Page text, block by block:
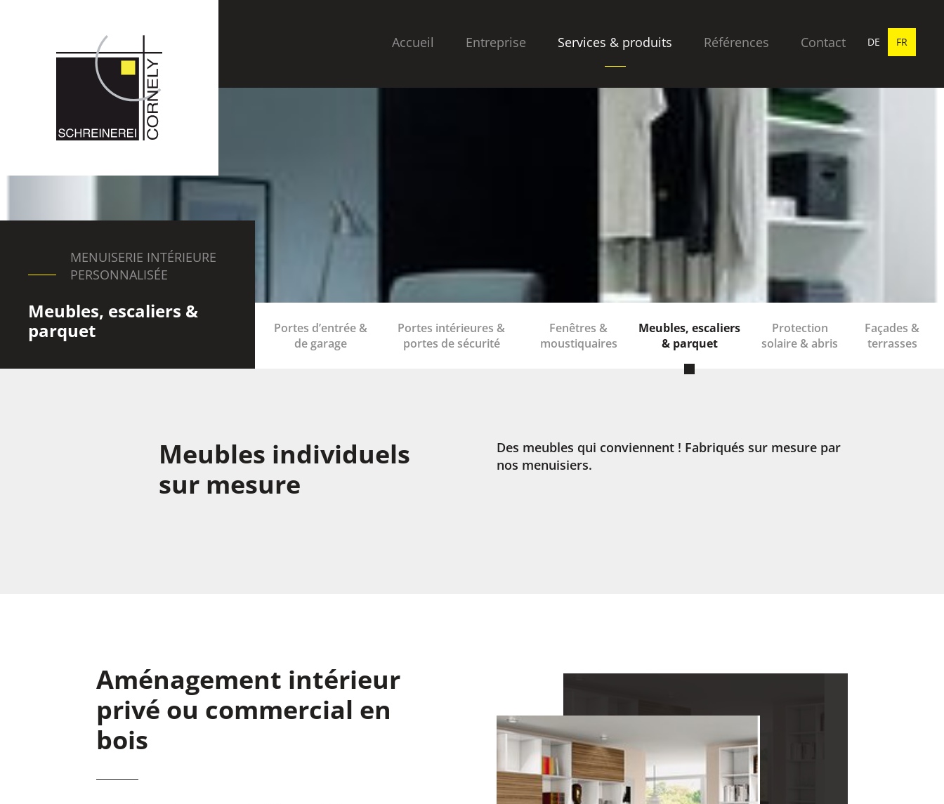
DE FR
Accueil Entreprise Services & produits Références Contact
MENUISERIE INTÉRIEURE
PERSONNALISÉE
Meubles, escaliers &
parquet
Portes d’entrée &
de garage
Portes intérieures &
portes de sécurité
Fenêtres &
moustiquaires
Meubles, escaliers
& parquet
Protection
solaire & abris
Façades &
terrasses
Meubles individuels
sur mesure
Des meubles qui conviennent ! Fabriqués sur mesure par
nos menuisiers.
Aménagement intérieur
privé ou commercial en
bois